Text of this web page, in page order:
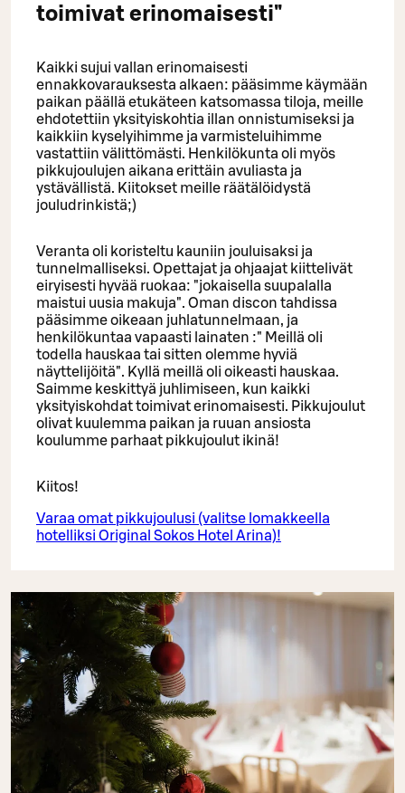
toimivat erinomaisesti"
Kaikki sujui vallan erinomaisesti
ennakkovarauksesta alkaen: pääsimme käymään
paikan päällä etukäteen katsomassa tiloja, meille
ehdotettiin yksityiskohtia illan onnistumiseksi ja
kaikkiin kyselyihimme ja varmisteluihimme
vastattiin välittömästi. Henkilökunta oli myös
pikkujoulujen aikana erittäin avuliasta ja
ystävällistä. Kiitokset meille räätälöidystä
jouludrinkistä;)
Veranta oli koristeltu kauniin jouluisaksi ja
tunnelmalliseksi. Opettajat ja ohjaajat kiittelivät
eiryisesti hyvää ruokaa: "jokaisella suupalalla
maistui uusia makuja". Oman discon tahdissa
pääsimme oikeaan juhlatunnelmaan, ja
henkilökuntaa vapaasti lainaten :" Meillä oli
todella hauskaa tai sitten olemme hyviä
näyttelijöitä". Kyllä meillä oli oikeasti hauskaa.
Saimme keskittyä juhlimiseen, kun kaikki
yksityiskohdat toimivat erinomaisesti. Pikkujoulut
olivat kuulemma paikan ja ruuan ansiosta
koulumme parhaat pikkujoulut ikinä!
Kiitos!
Varaa omat pikkujoulusi (valitse lomakkeella
hotelliksi Original Sokos Hotel Arina)!